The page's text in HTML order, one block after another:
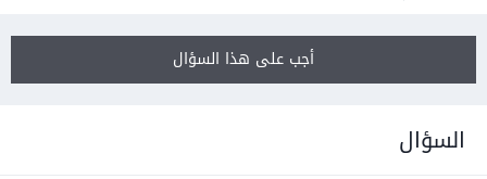
أجب على هذا السؤال
السؤال